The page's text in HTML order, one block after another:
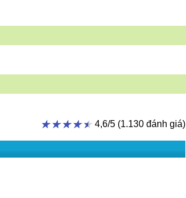
★★★★★
★★★★★ 4,6/5 (1.130 đánh giá)